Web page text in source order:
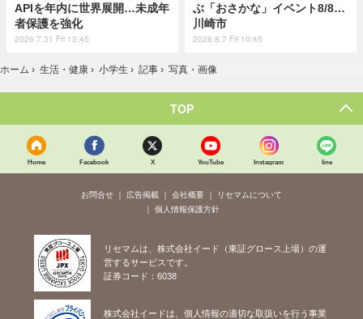
APIを年内に世界展開…未成年
者保護を強化
2026.7.31 Fri 13:45
ぶ「おさかな」イベント8/8…
川崎市
2026.8.7 Fri 10:45
ホーム › 生活・健康 › 小学生 › 記事 › 写真・画像
TOP
Home Facebook X YouTube Instagram line
お問合せ 広告掲載 会社概要
リセマムについて
個人情報保護方針
リセマムは、株式会社イード（東証グロース上場）の運
営するサービスです。
証券コード：6038
株式会社イードは、個人情報の適切な取扱いを行う事業